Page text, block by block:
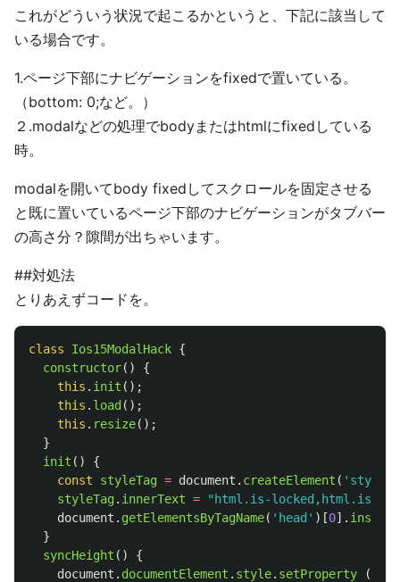
これがどういう状況で起こるかというと、下記に該当して
いる場合です。
1.ページ下部にナビゲーションをfixedで置いている。
（bottom: 0;など。）
２.modalなどの処理でbodyまたはhtmlにfixedしている
時。
modalを開いてbody fixedしてスクロールを固定させる
と既に置いているページ下部のナビゲーションがタブバー
の高さ分？隙間が出ちゃいます。
##対処法
とりあえずコードを。
class Ios15ModalHack {
constructor()
{
this . init ();
this . load ();
this . resize();
}
init ()
{
const
styleTag = document . createElement ( ' style
styleTag. innerText = " html.is-locked,html.is-
document . getElementsByTagName( ' head ' )[0].
}
syncHeight ()
{
document . documentElement . style. setProperty
(